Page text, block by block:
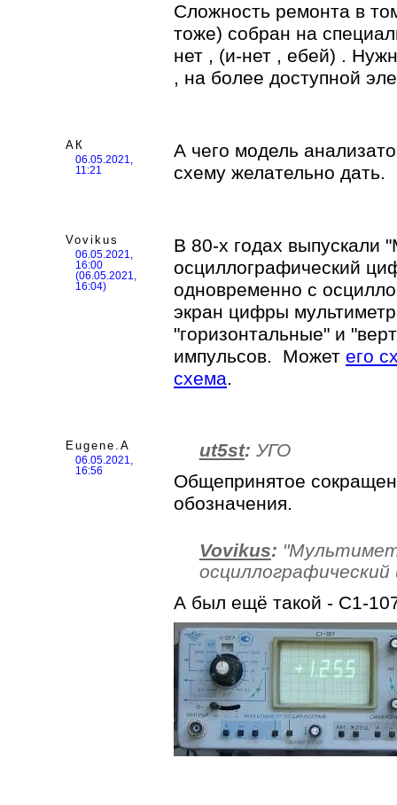
Сложность ремонта в
тоже) собран на
нет , (и-нет , ебей) .
, на более доступной
АК
06.05.2021,
11:21
А чего модель
схему желательно дать.
Vovikus
06.05.2021,
16:00
(06.05.2021,
16:04)
В 80-х годах выпускали
осциллографический
одновременно с
экран цифры
"горизонтальные" и
импульсов. Может его
схема.
Eugene.A
06.05.2021,
16:56
ut5st: УГО
Общепринятое
обозначения.
Vovikus:
А был ещё такой - С1-